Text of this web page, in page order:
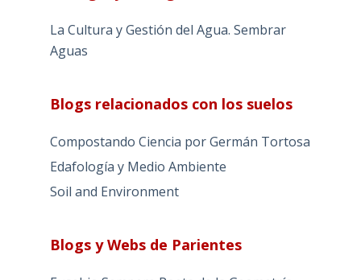
La Cultura y Gestión del Agua. Sembrar
Aguas
Blogs relacionados con los suelos
Compostando Ciencia por Germán Tortosa
Edafología y Medio Ambiente
Soil and Environment
Blogs y Webs de Parientes